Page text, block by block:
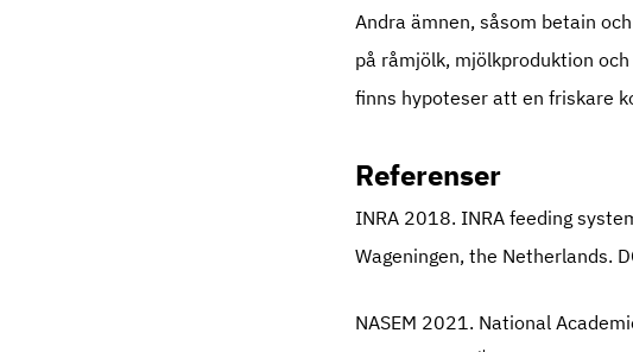
Andra ämnen, såsom betain
på råmjölk, mjölkproduktion
finns hypoteser att en friskare
Referenser
INRA 2018. INRA feeding
Wageningen, the Netherlands.
NASEM 2021. National